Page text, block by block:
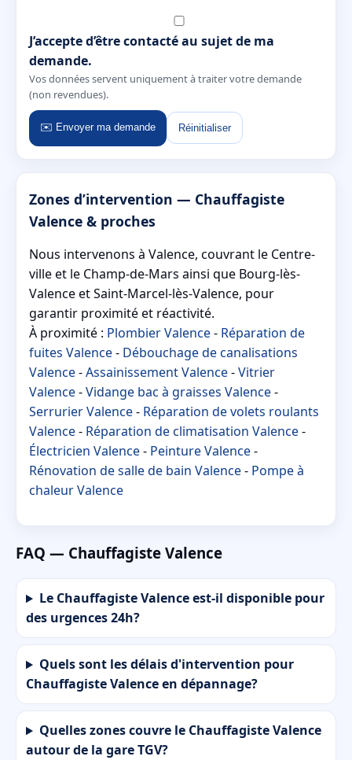
J’accepte d’être contacté au sujet de ma
demande.
Vos données servent uniquement à traiter votre demande
(non revendues).
✉️ Envoyer ma demande Réinitialiser
Zones d’intervention — Chauffagiste
Valence & proches
Nous intervenons à Valence, couvrant le Centre-
ville et le Champ-de-Mars ainsi que Bourg-lès-
Valence et Saint-Marcel-lès-Valence, pour
garantir proximité et réactivité.
À proximité : Plombier Valence- Réparation de
fuites Valence- Débouchage de canalisations
Valence-Assainissement Valence-Vitrier
Valence-Vidange bac à graisses Valence-
Serrurier Valence- Réparation de volets roulants
Valence- Réparation de climatisation Valence-
Électricien Valence- Peinture Valence-
Rénovation de salle de bain Valence- Pompe à
chaleur Valence
FAQ — Chauffagiste Valence
Le Chauffagiste Valence est-il disponible pour
des urgences 24h?
Quels sont les délais d'intervention pour
Chauffagiste Valence en dépannage?
Quelles zones couvre le Chauffagiste Valence
autour de la gare TGV?